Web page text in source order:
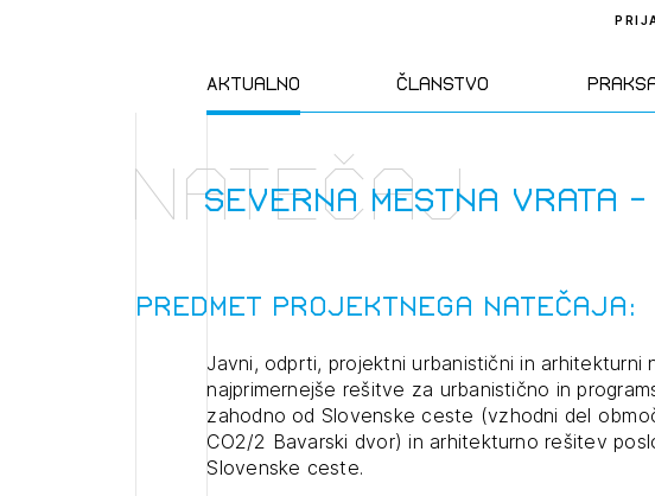
Aktualno Članstvo
Novice
Izobraževanja
Dogodki
Člani ZAPS
izpit
Severna mestna vrata
Natečaj
Predmet projektnega natečaja:
Javni, odprti, projektni urbanistični in
najprimernejše rešitve za urbanistično in
zahodno od Slovenske ceste (vzhodni del
CO2/2 Bavarski dvor) in arhitekturno rešitev
Slovenske ceste.